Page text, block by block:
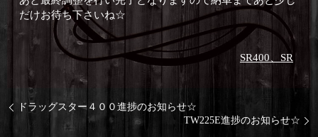
だけお待ち下さいね☆
SR400、SR
ドラッグスター４００進捗のお知らせ☆
TW225E進捗のお知らせ☆